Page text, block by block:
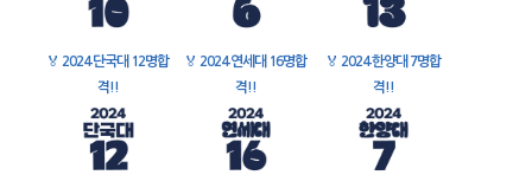
🏅 2024 단국대 12명합
격!!
🏅 2024 연세대 16명합
격!!
🏅 2024 한양대 7명합
격!!